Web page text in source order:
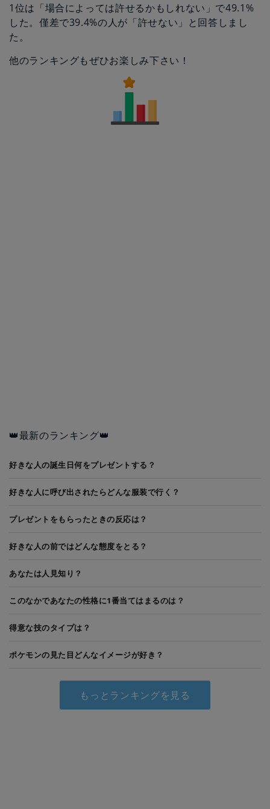
1位は「場合によっては許せるかもしれない」で49.1%
した。僅差で39.4%の人が「許せない」と回答しまし
た。
他のランキングもぜひお楽しみ下さい！
👑最新のランキング👑
好きな人の誕生日何をプレゼントする？
好きな人に呼び出されたらどんな服装で行く？
プレゼントをもらったときの反応は？
好きな人の前ではどんな態度をとる？
あなたは人見知り？
このなかであなたの性格に1番当てはまるのは？
得意な技のタイプは？
ポケモンの見た目どんなイメージが好き？
もっとランキングを見る